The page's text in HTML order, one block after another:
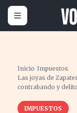
Inicio ›Impuestos ›
Las joyas de
contrabando y
IMPUESTOS